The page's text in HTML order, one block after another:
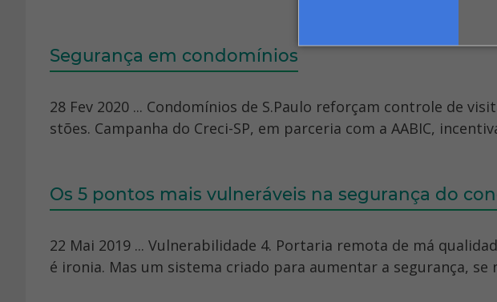
Segurança em condomínios
28 Fev 2020 ... Condomínios de S.Paulo reforçam controle de
stões. Campanha do Creci-SP, em parceria com a AABIC,
Os 5 pontos mais vulneráveis na segurança do
22 Mai 2019 ... Vulnerabilidade 4. Portaria remota de má
é ironia. Mas um sistema criado para aumentar a segurança, se